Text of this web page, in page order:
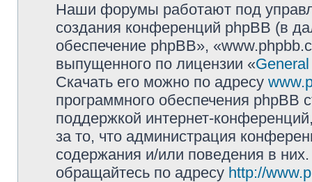
Наши форумы работают под
создания конференций phpBB (в
обеспечение phpBB»,
выпущенного по лицензии «
Скачать его можно по адресу
программного обеспечения phpBB
поддержкой интернет-
за то, что администрация
содержания и/или поведения в
обращайтесь по адресу http://